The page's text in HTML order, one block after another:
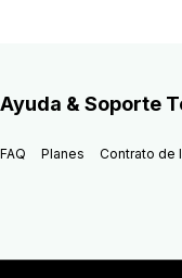
Ayuda & Soporte
FAQ Planes Contrato de